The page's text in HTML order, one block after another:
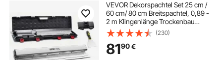
VEVOR Dekorspachtel Set 25 cm /
60 cm/ 80 cm Breitspachtel, 0,89 -
2 m Klingenlänge Trockenbau
Flächenspachtel, 0,5 mm
Klingenstärke Fassadenspachtel
aus Edelstahl, ergonomischer Griff
Gipserspachtel
(230)
8190€